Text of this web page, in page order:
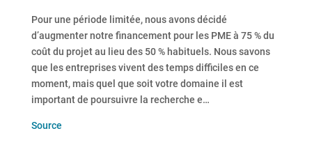
Pour une période limitée, nous avons décidé
d’augmenter notre financement pour les PME à 75 % du
coût du projet au lieu des 50 % habituels. Nous savons
que les entreprises vivent des temps difficiles en ce
moment, mais quel que soit votre domaine il est
important de poursuivre la recherche e…
Source